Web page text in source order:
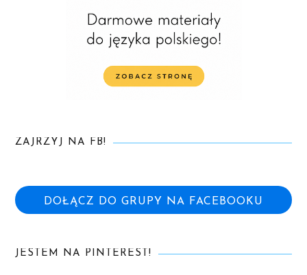
ZAJRZYJ NA FB!
DOŁĄCZ DO GRUPY NA FACEBOOKU
JESTEM NA PINTEREST!